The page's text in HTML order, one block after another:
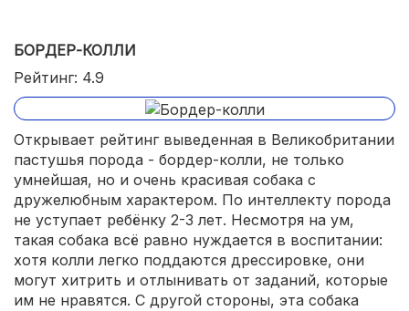
БОРДЕР-КОЛЛИ
Рейтинг: 4.9
Открывает рейтинг выведенная в Великобритании
пастушья порода - бордер-колли, не только
умнейшая, но и очень красивая собака с
дружелюбным характером. По интеллекту порода
не уступает ребёнку 2-3 лет. Несмотря на ум,
такая собака всё равно нуждается в воспитании:
хотя колли легко поддаются дрессировке, они
могут хитрить и отлынивать от заданий, которые
им не нравятся. С другой стороны, эта собака